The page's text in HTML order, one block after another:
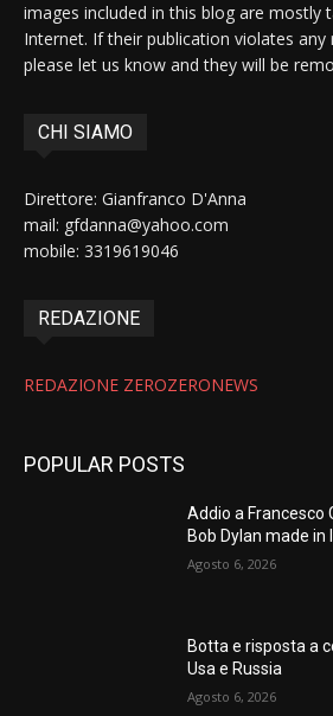
images included in this blog are mostly
Internet. If their publication violates any
please let us know and they will be
CHI SIAMO
Direttore: Gianfranco D'Anna
mail: gfdanna@yahoo.com
mobile: 3319619046
REDAZIONE
REDAZIONE ZEROZERONEWS
POPULAR POSTS
Addio a Francesco
Bob Dylan made in
Agosto 6, 2026
Botta e risposta a
Usa e Russia
Agosto 6, 2026